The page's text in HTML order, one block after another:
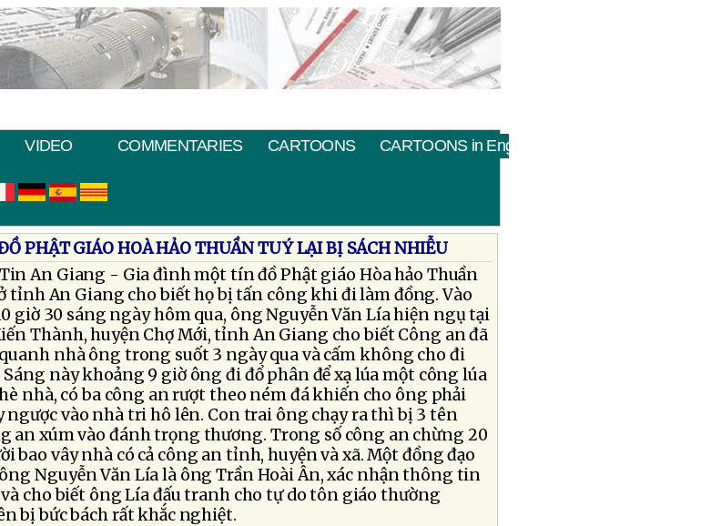
VIDEO COMMENTARIES CARTOONS CARTOONS in English
PHẬT GIÁO HOÀ HẢO THUẦN TUÝ LẠI BỊ SÁCH NHIỄU
An Giang - Gia đình một tín đồ Phật giáo Hòa hảo Thuần
tỉnh An Giang cho biết họ bị tấn công khi đi làm đồng. Vào
giờ 30 sáng ngày hôm qua, ông Nguyễn Văn Lía hiện ngụ tại
Thành, huyện Chợ Mới, tỉnh An Giang cho biết Công an đã
nhà ông trong suốt 3 ngày qua và cấm không cho đi
Sáng này khoảng 9 giờ ông đi đổ phân để xạ lúa một công lúa
nhà, có ba công an rượt theo ném đá khiến cho ông phải
ngược vào nhà tri hô lên. Con trai ông chạy ra thì bị 3 tên
an xúm vào đánh trọng thương. Trong số công an chừng 20
bao vây nhà có cả công an tỉnh, huyện và xã. Một đồng đạo
Nguyễn Văn Lía là ông Trần Hoài Ân, xác nhận thông tin
cho biết ông Lía đấu tranh cho tự do tôn giáo thường
bị bức bách rất khắc nghiệt.